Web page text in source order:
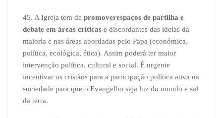
45. A Igreja tem de promoverespaços de partilha e
debate em áreas críticas e discordantes das ideias da
maioria e nas áreas abordadas pelo Papa (económica,
política, ecológica, ética). Assim poderá ter maior
intervenção política, cultural e social. É urgente
incentivar os cristãos para a participação política ativa na
sociedade para que o Evangelho seja luz do mundo e sal
da terra.